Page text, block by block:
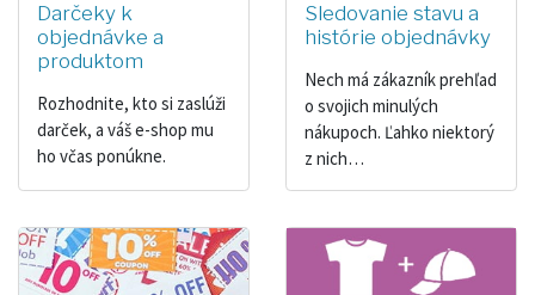
Darčeky k
objednávke a
produktom
Rozhodnite, kto si zaslúži
darček, a váš e-shop mu
ho včas ponúkne.
Sledovanie stavu a
histórie objednávky
Nech má zákazník prehľad
o svojich minulých
nákupoch. Ľahko niektorý
z nich…